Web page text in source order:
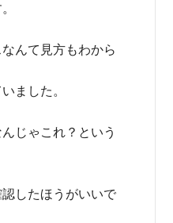
んて見方もわから
ました。
じゃこれ？という
したほうがいいで